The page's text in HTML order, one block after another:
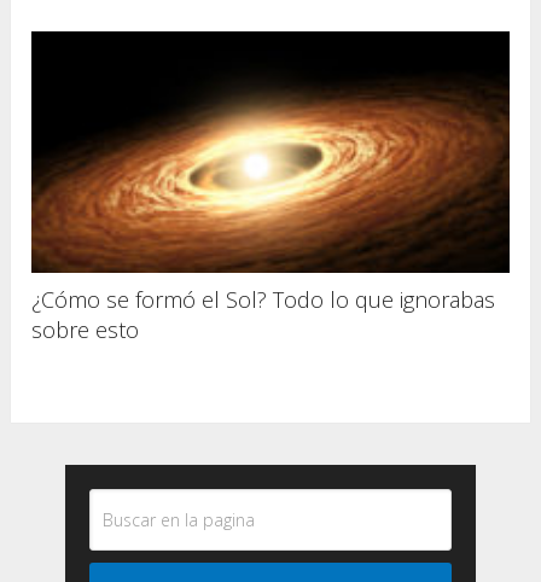
¿Cómo se formó el Sol? Todo lo que ignorabas
sobre esto